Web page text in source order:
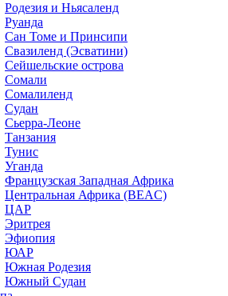
Родезия и Ньясаленд
Руанда
Сан Томе и Принсипи
Свазиленд (Эсватини)
Сейшельские острова
Сомали
Сомалиленд
Судан
Сьерра-Леоне
Танзания
Тунис
Уганда
Французская Западная Африка
Центральная Африка (BEAC)
ЦАР
Эритрея
Эфиопия
ЮАР
Южная Родезия
Южный Судан